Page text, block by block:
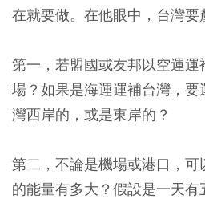
在就要做。在他眼中，台灣要
第一，若盟國或友邦以空運
場？如果是海運運補台灣，要
灣西岸的，或是東岸的？
第二，不論是機場或港口，
的能量有多大？假設是一天有